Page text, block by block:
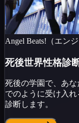
Angel Beats!（エン
死後世界性格診
死後の学園で、あ
でのように受け入
診断します。